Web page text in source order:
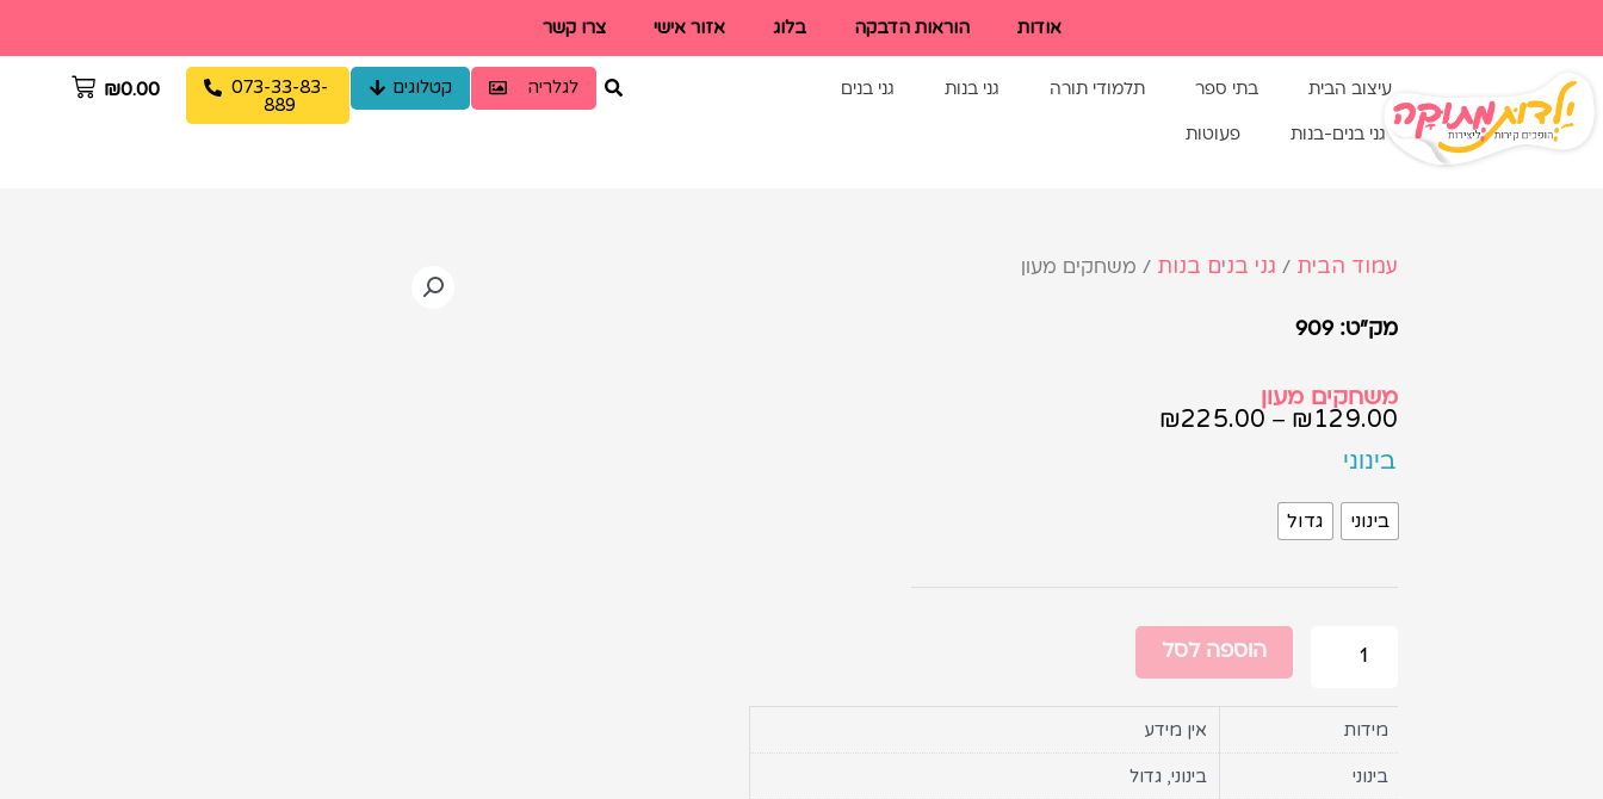
אודות הוראות הדבקה בלוג אזור אישי צרו קשר
עיצוב הבית בתי ספר תלמודי תורה גני בנות גני בנים
גני בנים-בנות פעוטות
לגלריה קטלוגים
073-33-83-
889
₪0.00
עמוד הבית / גני בנים בנות / משחקים מעון
מק"ט: 909
משחקים מעון
₪129.00
–
₪225.00
בינוני
בינוני גדול
הוספה לסל
מידות אין מידע
בינוני בינוני, גדול